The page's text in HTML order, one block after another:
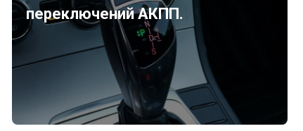
переключений АКПП.